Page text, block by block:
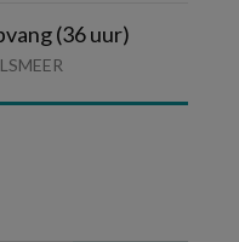
(36 uur)